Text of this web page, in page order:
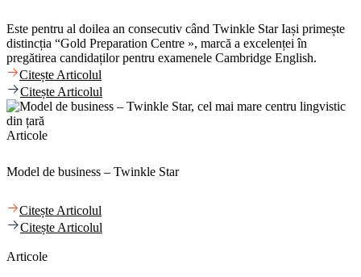
Este pentru al doilea an consecutiv când Twinkle Star Iași primește
distincția “Gold Preparation Centre », marcă a excelenței în
pregătirea candidaților pentru examenele Cambridge English.
Citește Articolul
Citește Articolul
Articole
Model de business – Twinkle Star
Citește Articolul
Citește Articolul
Articole